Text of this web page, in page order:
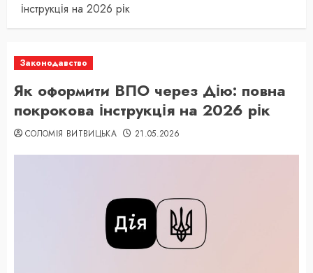
інструкція на 2026 рік
Законодавство
Як оформити ВПО через Дію: повна
покрокова інструкція на 2026 рік
СОЛОМІЯ ВИТВИЦЬКА 21.05.2026